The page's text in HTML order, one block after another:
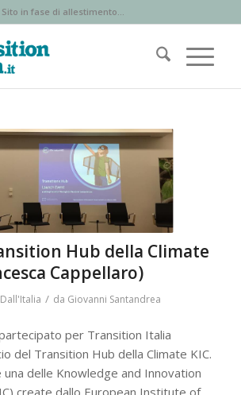
Sito in fase di allestimento...
Hub della Climate
Cappellaro)
Dall'Italia / da Giovanni Santandrea
per Transition Italia
del Transition Hub della Climate KIC.
una delle Knowledge and Innovation